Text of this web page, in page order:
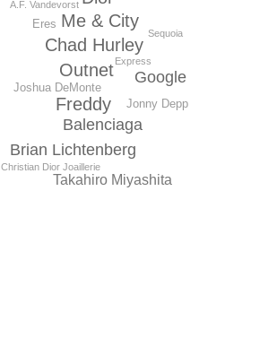
Me & City
Chad Hurley
Outnet
Freddy
Balenciaga
Brian Lichtenberg
Google
Takahiro Miyashita
Eres
Jonny Depp
Joshua DeMonte
Christian Dior Joaillerie
Express
A.F. Vandevorst
Sequoia